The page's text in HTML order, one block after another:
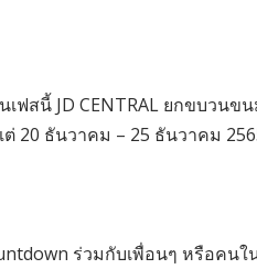
สนี้ JD CENTRAL ยกขบวนข
20 ธันวาคม – 25 ธันวาคม
ร่วมกับเพื่อนๆ หรือคนใ